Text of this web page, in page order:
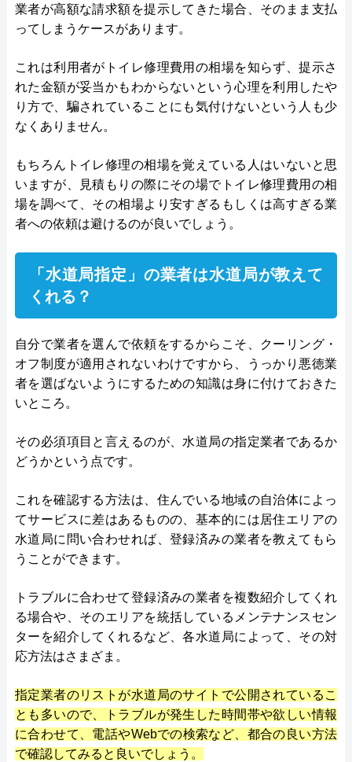
業者が高額な請求額を提示してきた場合、そのまま支払
ってしまうケースがあります。
これは利用者がトイレ修理費用の相場を知らず、提示さ
れた金額が妥当かもわからないという心理を利用したや
り方で、騙されていることにも気付けないという人も少
なくありません。
もちろんトイレ修理の相場を覚えている人はいないと思
いますが、見積もりの際にその場でトイレ修理費用の相
場を調べて、その相場より安すぎるもしくは高すぎる業
者への依頼は避けるのが良いでしょう。
「水道局指定」の業者は水道局が教えて
くれる？
自分で業者を選んで依頼をするからこそ、クーリング・
オフ制度が適用されないわけですから、うっかり悪徳業
者を選ばないようにするための知識は身に付けておきた
いところ。
その必須項目と言えるのが、水道局の指定業者であるか
どうかという点です。
これを確認する方法は、住んでいる地域の自治体によっ
てサービスに差はあるものの、基本的には居住エリアの
水道局に問い合わせれば、登録済みの業者を教えてもら
うことができます。
トラブルに合わせて登録済みの業者を複数紹介してくれ
る場合や、そのエリアを統括しているメンテナンスセン
ターを紹介してくれるなど、各水道局によって、その対
応方法はさまざま。
指定業者のリストが水道局のサイトで公開されているこ
とも多いので、トラブルが発生した時間帯や欲しい情報
に合わせて、電話やWebでの検索など、都合の良い方法
で確認してみると良いでしょう。